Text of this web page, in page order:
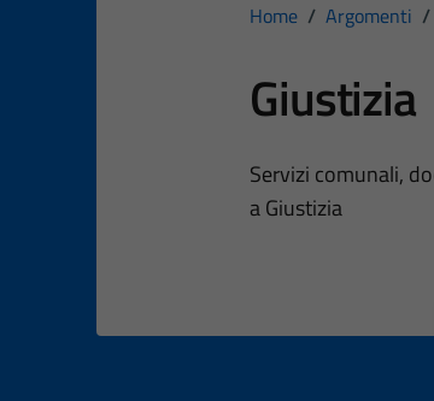
Home / Argomenti /
Giustizia
Dettagli
Servizi comunali,
a Giustizia